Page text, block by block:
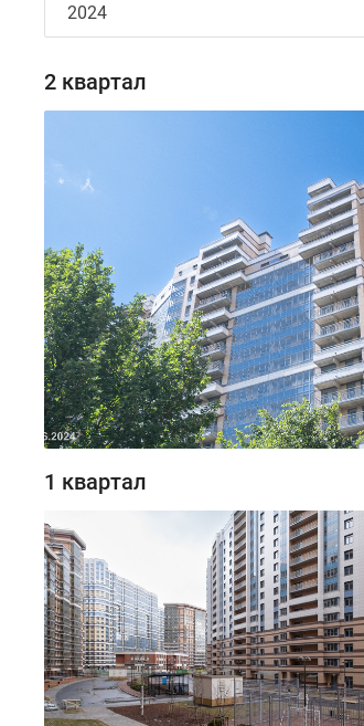
2 квартал
1 квартал